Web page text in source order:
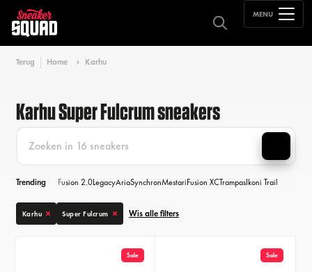
MENU
Terug Home Karhu
Karhu Super Fulcrum sneakers
Trending Fusion 2.0LegacyAriaSynchronMestariFusion XCTrampasIkoni Trail
Karhu Super Fulcrum Wis alle filters
Sale Sale